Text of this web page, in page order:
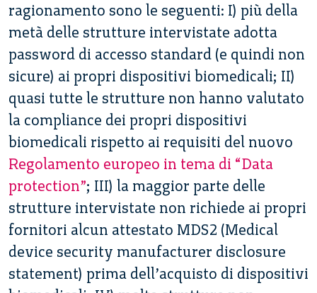
ragionamento sono le seguenti: I) più della
metà delle strutture intervistate adotta
password di accesso standard (e quindi non
sicure) ai propri dispositivi biomedicali; II)
quasi tutte le strutture non hanno valutato
la compliance dei propri dispositivi
biomedicali rispetto ai requisiti del nuovo
Regolamento europeo in tema di “Data
protection”; III) la maggior parte delle
strutture intervistate non richiede ai propri
fornitori alcun attestato MDS2 (Medical
device security manufacturer disclosure
statement) prima dell’acquisto di dispositivi